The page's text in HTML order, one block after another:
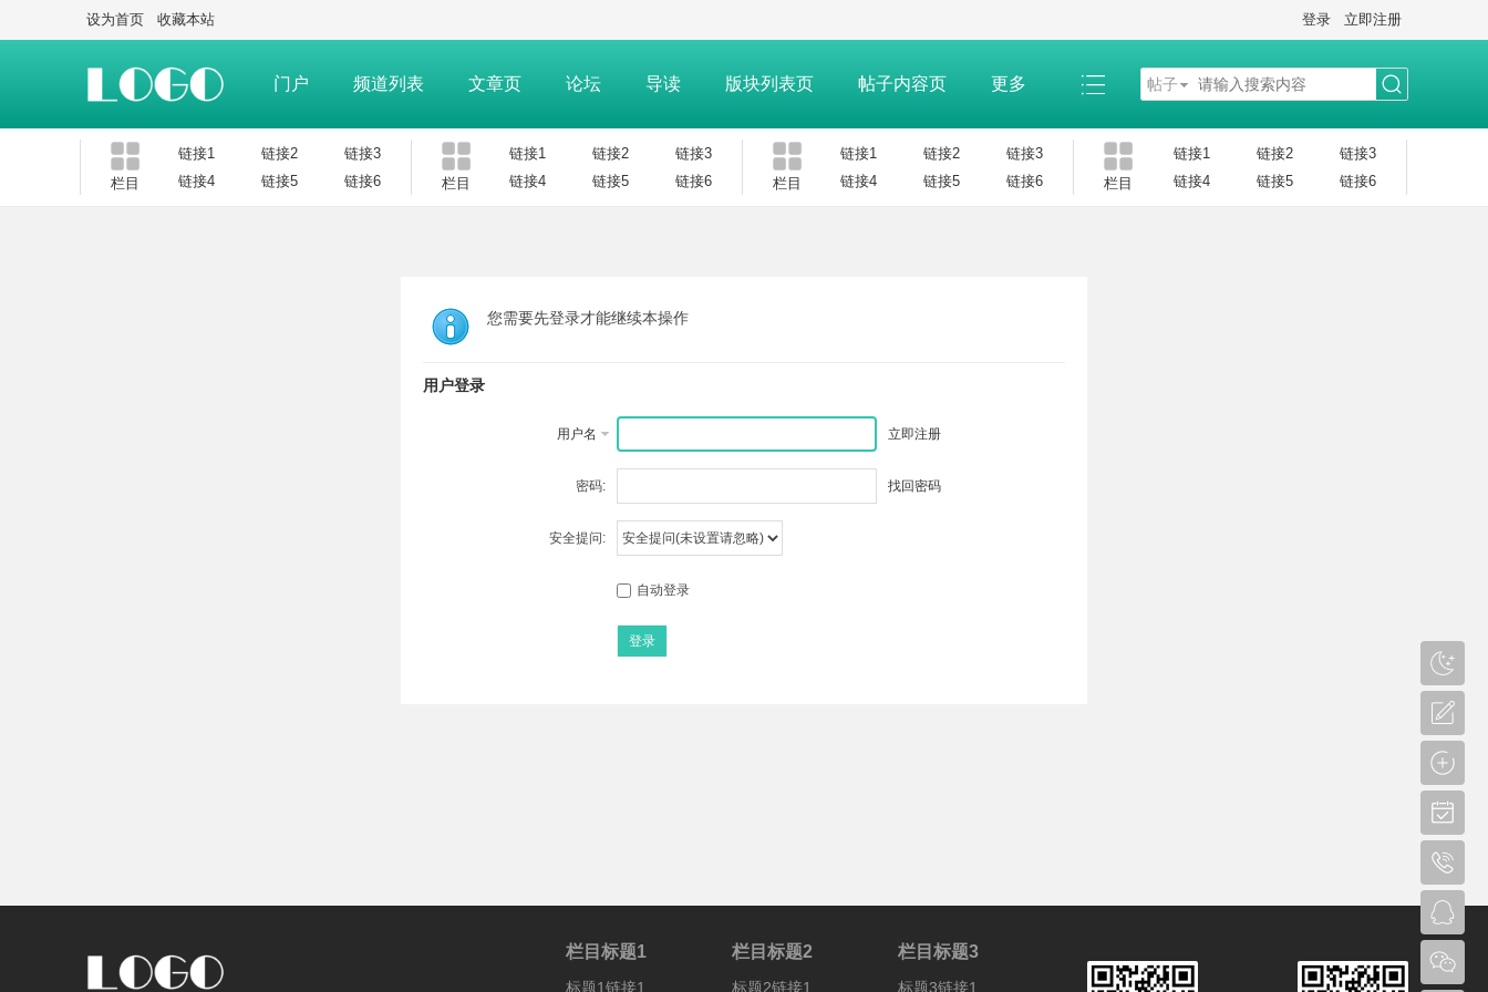
设为首页 收藏本站 登录 立即注册
门户 频道列表 文章页 论坛 导读 版块列表页 帖子内容页 更多 帖子
栏目
链接1 链接2
链接3
链接4
链接5 链接6 栏目
链接1 链接2
链接3
链接4
链接5 链接6 栏目
链接1 链接2
链接3
链接4
链接5 链接6 栏目
链接1 链接2
链接3
链接4
链接5 链接6
您需要先登录才能继续本操作
用户登录
用户名 立即注册
密码: 找回密码
安全提问:
自动登录
登录
栏目标题1
标题1链接1
栏目标题2
标题2链接1
栏目标题3
标题3链接1